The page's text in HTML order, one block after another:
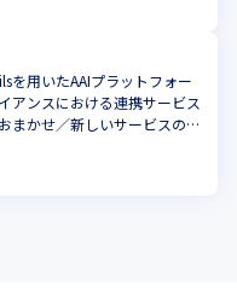
を用いたAAIプラットフォー
アンスにおける連携サービス
まかせ／新しいサービスの立
しませんか